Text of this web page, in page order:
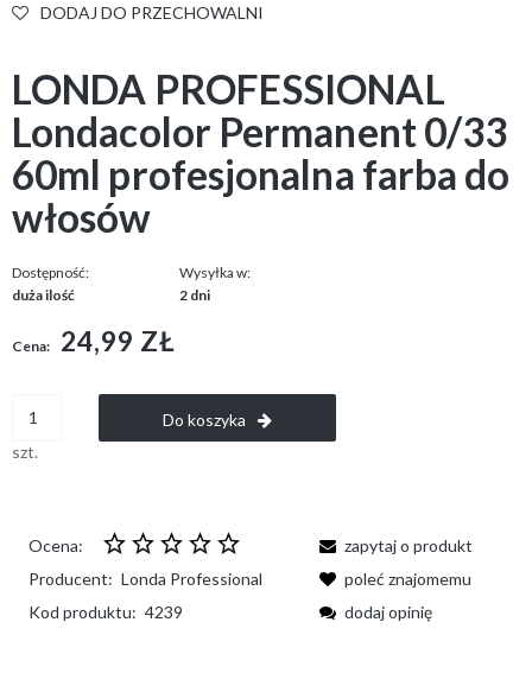
DODAJ DO PRZECHOWALNI
LONDA PROFESSIONAL
Londacolor Permanent 0/33
60ml profesjonalna farba do
włosów
Dostępność:
duża ilość
Wysyłka w:
2 dni
Cena: 24,99 ZŁ
szt.
Do koszyka
Ocena:
Producent: Londa Professional
Kod produktu: 4239
zapytaj o produkt
poleć znajomemu
dodaj opinię